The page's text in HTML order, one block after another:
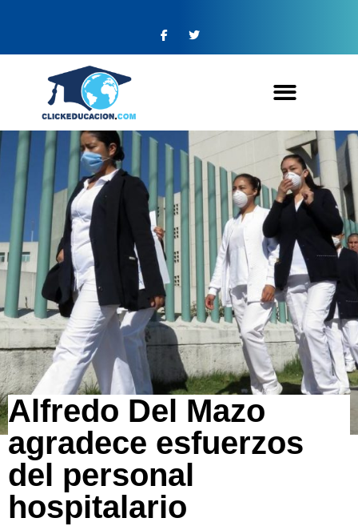
Alfredo Del Mazo
agradece esfuerzos
del personal
hospitalario